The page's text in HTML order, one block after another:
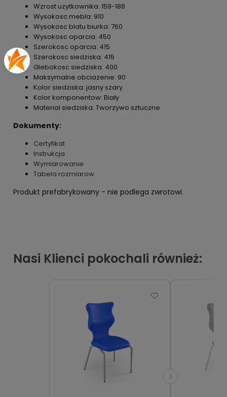
Wzrost uzytkownika: 159-188
Wysokosc mebla: 910
Wysokosc blatu biurka: 760
Wysokosc oparcia: 450
Szerokosc oparcia: 415
Szerokosc siedziska: 415
Glebokosc siedziska: 400
Maksymalne obciazenie: 90
Kolor siedziska: jasny szary
Kolor komponentow: Biały
Material siedziska: Tworzywo sztuczne
Dokumenty:
Certyfikat
Instrukcja
Wymiarowanie
Tabela rozmiarow
Produkt prefabrykowany - nie podlega zwrotowi.
Nasi Klienci pokochali również: